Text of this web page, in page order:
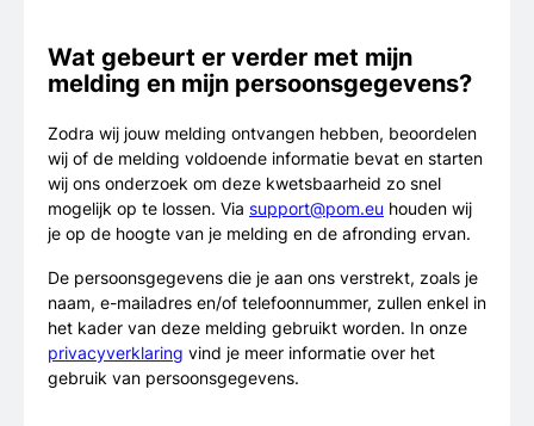
Wat gebeurt er verder met mijn
melding en mijn persoonsgegevens?
Zodra wij jouw melding ontvangen hebben, beoordelen
wij of de melding voldoende informatie bevat en starten
wij ons onderzoek om deze kwetsbaarheid zo snel
mogelijk op te lossen. Via support@pom.eu houden wij
je op de hoogte van je melding en de afronding ervan.
De persoonsgegevens die je aan ons verstrekt, zoals je
naam, e-mailadres en/of telefoonnummer, zullen enkel in
het kader van deze melding gebruikt worden. In onze
privacyverklaring vind je meer informatie over het
gebruik van persoonsgegevens.